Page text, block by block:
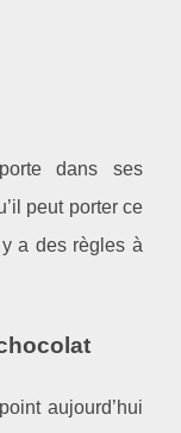
dans ses
peut porter ce
a des règles à
aujourd’hui